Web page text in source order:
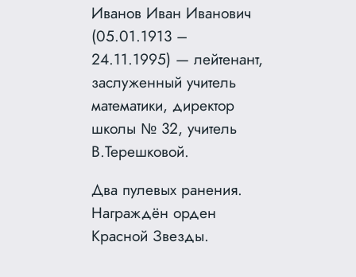
Иванов Иван Иванович
(05.01.1913 –
24.11.1995) — лейтенант,
заслуженный учитель
математики, директор
школы № 32, учитель
В.Терешковой.
Два пулевых ранения.
Награждён орден
Красной Звезды.